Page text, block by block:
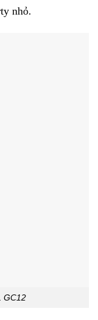
nhỏ.
GC12